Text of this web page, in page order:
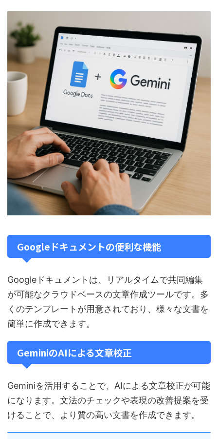
Googleドキュメントの便利な機能
Googleドキュメントは、リアルタイムで共同編集
が可能なクラウドベースの文章作成ツールです。多
くのテンプレートが用意されており、様々な文書を
簡単に作成できます。
GeminiのAIによる文章校正
Geminiを活用することで、AIによる文章校正が可能
になります。文法のチェックや表現の改善提案を受
けることで、より質の高い文書を作成できます。